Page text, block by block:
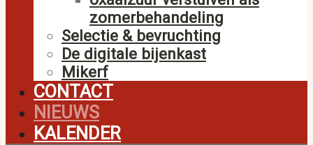
zomerbehandeling
Selectie & bevruchting
De digitale bijenkast
Mikerf
CONTACT
NIEUWS
KALENDER